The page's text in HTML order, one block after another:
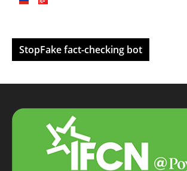
StopFake fact-checking bot